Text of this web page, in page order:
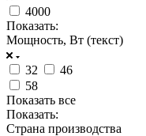
4000
Показать:
Мощность, Вт (текст)
32
46
58
Показать все
Показать:
Страна производства